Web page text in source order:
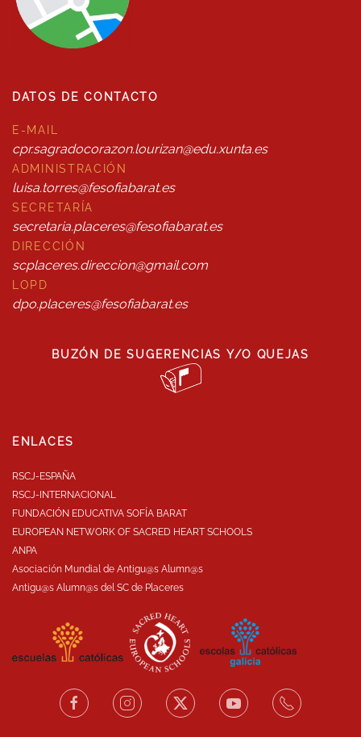
DATOS DE CONTACTO
E-MAIL
cpr.sagradocorazon.lourizan@edu.xunta.es
ADMINISTRACIÓN
luisa.torres@fesofiabarat.es
SECRETARÍA
secretaria.placeres@fesofiabarat.es
DIRECCIÓN
scplaceres.direccion@gmail.com
LOPD
dpo.placeres@fesofiabarat.es
BUZÓN DE SUGERENCIAS Y/O QUEJAS
ENLACES
RSCJ-ESPAÑA
RSCJ-INTERNACIONAL
FUNDACIÓN EDUCATIVA SOFÍA BARAT
EUROPEAN NETWORK OF SACRED HEART SCHOOLS
ANPA
Asociación Mundial de Antigu@s Alumn@s
Antigu@s Alumn@s del SC de Placeres